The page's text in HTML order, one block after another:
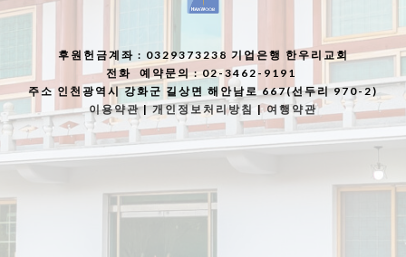
후원헌금계좌 : 0329373238 기업은행 한우리교회
전화
예약문의 : 02-3462-9191
주소인천광역시 강화군 길상면 해안남로 667(선두리 970-2)
이용약관|개인정보처리방침 |여행약관